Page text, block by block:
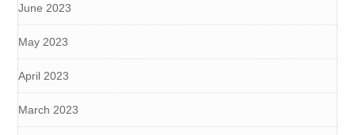
June 2023
May 2023
April 2023
March 2023